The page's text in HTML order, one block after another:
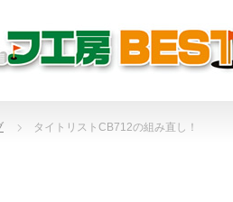
タイトリストCB712の組み直し！